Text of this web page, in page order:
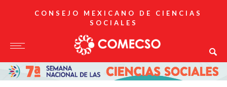
CONSEJO MEXICANO DE CIENCIAS
SOCIALES